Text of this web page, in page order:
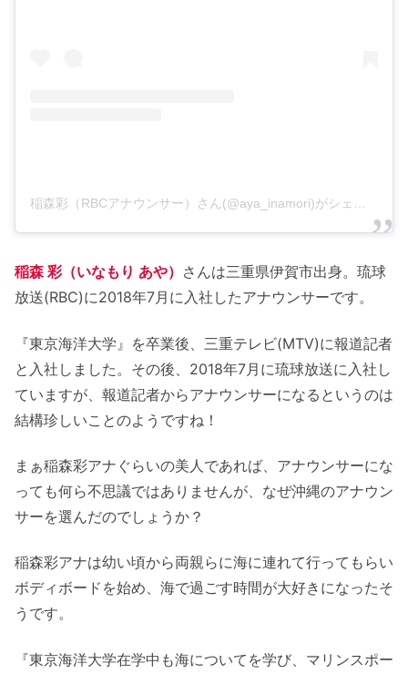
稲森 彩（いなもり あや） さんは三重県伊賀市出身。琉球
放送(RBC)に2018年7月に入社したアナウンサーです。
『東京海洋大学』を卒業後、三重テレビ(MTV)に報道記者
と入社しました。その後、2018年7月に琉球放送に入社し
ていますが、報道記者からアナウンサーになるというのは
結構珍しいことのようですね！
まぁ稲森彩アナぐらいの美人であれば、アナウンサーにな
っても何ら不思議ではありませんが、なぜ沖縄のアナウン
サーを選んだのでしょうか？
稲森彩アナは幼い頃から両親らに海に連れて行ってもらい
ボディボードを始め、海で過ごす時間が大好きになったそ
うです。
『東京海洋大学在学中も海についてを学び、マリンスポー